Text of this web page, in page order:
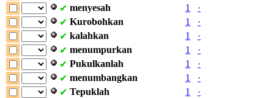
✔ menyesah 1
·
✔ Kurobohkan 1
·
✔ kalahkan 1
·
✔ menumpurkan 1
·
✔ Pukulkanlah 1
·
✔ menumbangkan 1
·
✔ Tepuklah 1
·